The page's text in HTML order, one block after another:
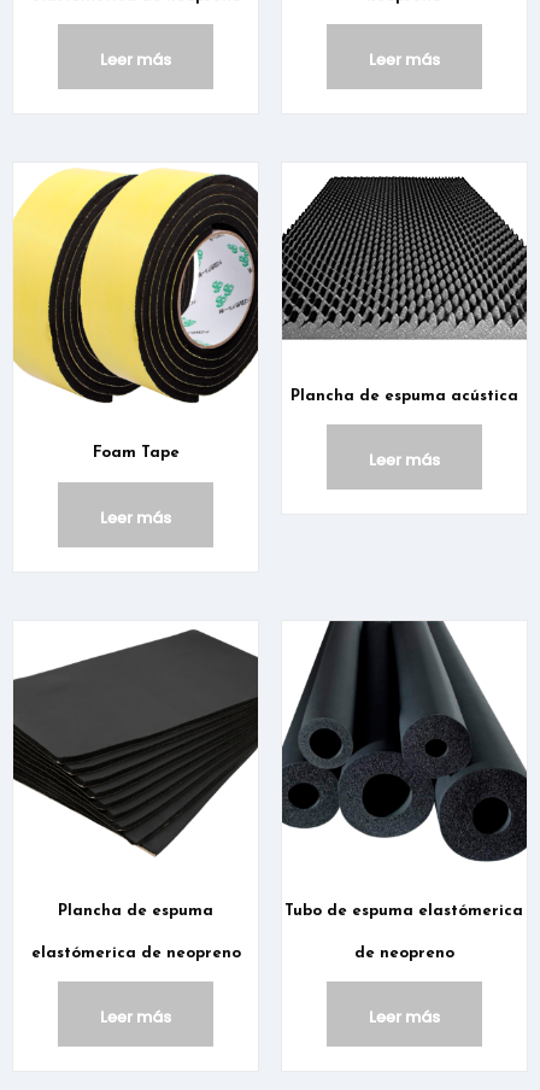
Leer más Leer más
Foam Tape
Leer más
Plancha de espuma acústica
Leer más
Plancha de espuma
elastómerica de neopreno
Leer más
Tubo de espuma elastómerica
de neopreno
Leer más